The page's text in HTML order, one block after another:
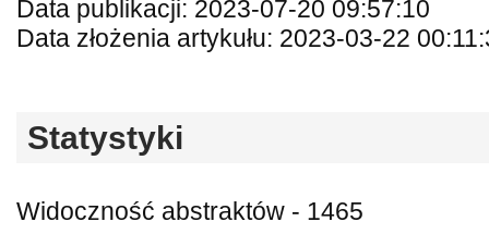
Data publikacji: 2023-07-20 09:57:10
Data złożenia artykułu: 2023-03-22
Statystyki
Widoczność abstraktów - 1465